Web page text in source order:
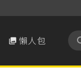
 懶人包